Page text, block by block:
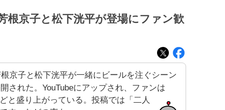
根京子と松下洸平が登場にファン歓
京子と松下洸平が一緒にビールを注ぐシーン
された。YouTubeにアップされ、ファンは
と盛り上がっている。投稿では「二人